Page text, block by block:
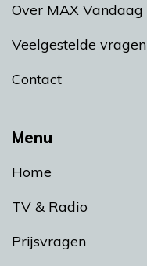
Menu
Home
TV & Radio
Prijsvragen
Over MAX Vandaag
Veelgestelde vragen
Contact